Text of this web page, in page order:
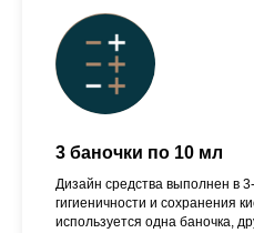
3 баночки по 10 мл
Дизайн средства выполнен в
гигиеничности и сохранения
используется одна баночка,